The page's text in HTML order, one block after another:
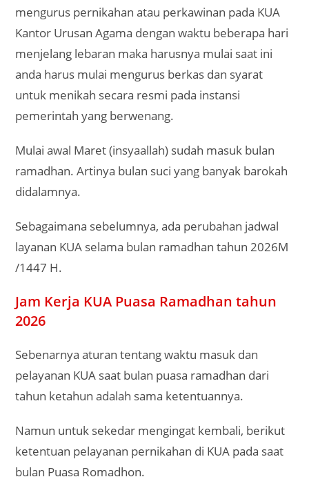
mengurus pernikahan atau perkawinan pada KUA
Kantor Urusan Agama dengan waktu beberapa hari
menjelang lebaran maka harusnya mulai saat ini
anda harus mulai mengurus berkas dan syarat
untuk menikah secara resmi pada instansi
pemerintah yang berwenang.
Mulai awal Maret (insyaallah) sudah masuk bulan
ramadhan. Artinya bulan suci yang banyak barokah
didalamnya.
Sebagaimana sebelumnya, ada perubahan jadwal
layanan KUA selama bulan ramadhan tahun 2026M
/1447 H.
Jam Kerja KUA Puasa Ramadhan tahun
2026
Sebenarnya aturan tentang waktu masuk dan
pelayanan KUA saat bulan puasa ramadhan dari
tahun ketahun adalah sama ketentuannya.
Namun untuk sekedar mengingat kembali, berikut
ketentuan pelayanan pernikahan di KUA pada saat
bulan Puasa Romadhon.